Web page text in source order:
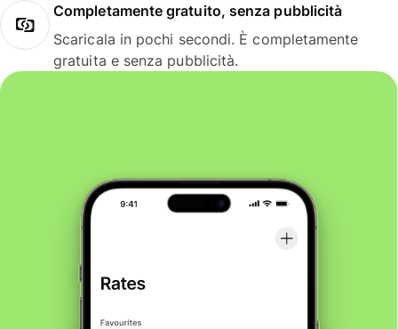
Completamente gratuito, senza pubblicità
Scaricala in pochi secondi. È completamente
gratuita e senza pubblicità.